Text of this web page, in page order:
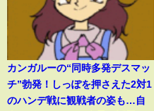
カンガルーの“同時多発デスマッ
チ”勃発！しっぽを押さえた2対1
のハンデ戦に観戦者の姿も…自